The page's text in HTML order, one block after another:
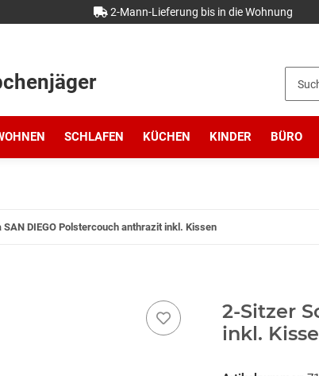
2-Mann-Lieferung bis in die Wohnung
SCHLAFEN KÜCHEN KINDER BÜRO
DIEGO Polstercouch anthrazit inkl. Kissen
2-Sitzer
inkl.